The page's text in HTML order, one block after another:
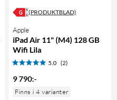
(PRODUKTBLAD)
Apple
iPad Air 11" (M4) 128 GB
Wifi Lila
5.0 (2)
9 790:-
Finns i 4 varianter